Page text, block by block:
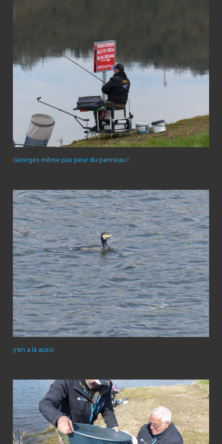
Georges même pas peur du panneau !
y’en a là aussi